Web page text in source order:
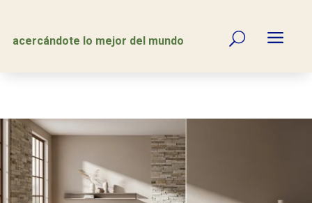
acercándote lo mejor del mundo U a